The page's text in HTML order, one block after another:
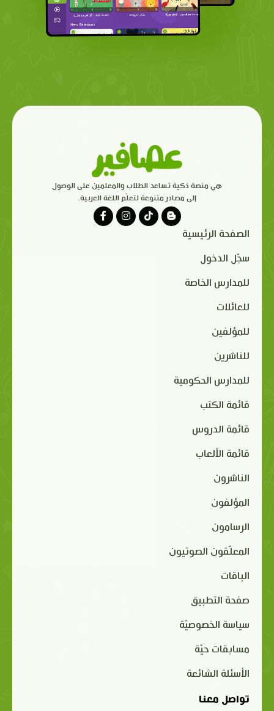
هي منصة ذكية تساعد الطلاب والمعلمين على الوصول
إلى مصادر متنوعة لتعلّم اللغة العربية.
الصفحة الرئيسية
سجّل الدخول
للمدارس الخاصة
للعائلات
للمؤلفين
للناشرين
للمدارس الحكومية
قائمة الكتب
قائمة الدروس
قائمة الألعاب
الناشرون
المؤلفون
الرسامون
المعلّقون الصوتيون
الباقات
صفحة التطبيق
سياسة الخصوصيّة
مسابقات حيّة
الأسئلة الشائعة
تواصل معنا